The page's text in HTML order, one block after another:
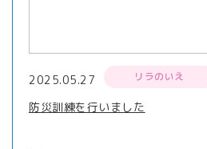
2025.05.27 リラのいえ
防災訓練を行いました